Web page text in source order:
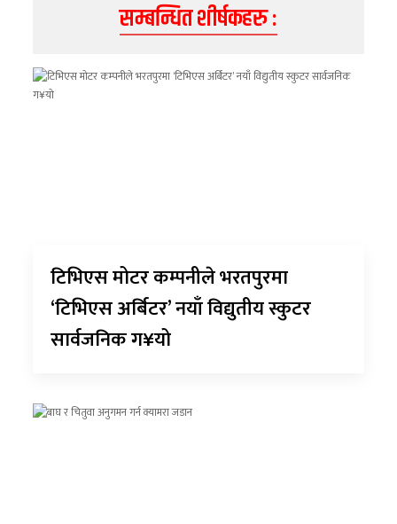
सम्बन्धित शीर्षकहरु :
टिभिएस मोटर कम्पनीले भरतपुरमा
‘टिभिएस अर्बिटर’ नयाँ विद्युतीय स्कुटर
सार्वजनिक ग¥यो